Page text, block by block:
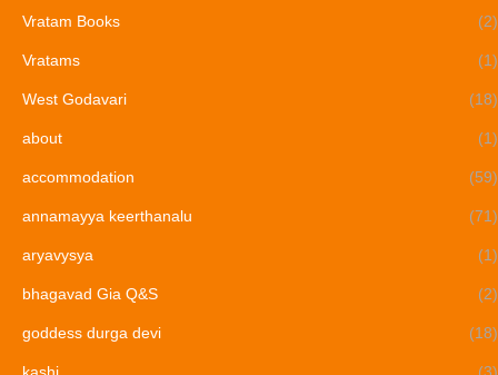
Vratam Books (2)
Vratams (1)
West Godavari (18)
about (1)
accommodation (59)
annamayya keerthanalu (71)
aryavysya (1)
bhagavad Gia Q&S (2)
goddess durga devi (18)
kashi (3)